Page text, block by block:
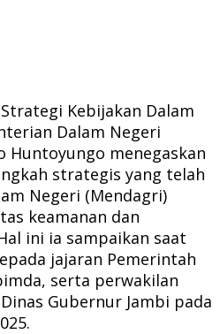
Kebijakan Dalam
Dalam Negeri
Huntoyungo menegaskan
strategis yang telah
Negeri (Mendagri)
keamanan dan
ini ia sampaikan saat
jajaran Pemerintah
serta perwakilan
Gubernur Jambi pada